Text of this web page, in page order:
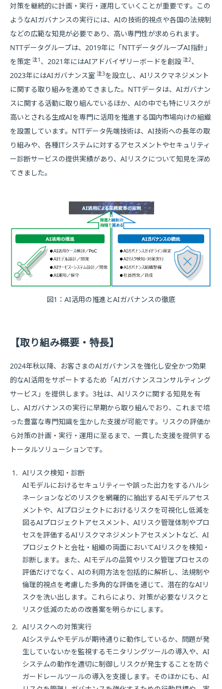
対策を継続的に計画・実行・運用していくことが重要です。この
ようなAIガバナンスの実行には、AIの技術的視点や各国の法規制
などの広範な知見が必要であり、高い専門性が求められます。
NTTデータグループは、2019年に「NTTデータグループAI指針」
を策定 注1 、2021年にはAIアドバイザリーボードを創設 注2、
2023年にはAIガバナンス室 注3を設立し、AIリスクマネジメント
に関する取り組みを進めてきました。NTTデータは、AIガバナン
スに関する活動に取り組んでいるほか、AIの中でも特にリスクが
高いとされる生成AIを専門に活用を推進する国内市場向けの組織
を設置しています。NTTデータ先端技術は、AI技術への長年の取
り組みや、各種ITシステムに対するアセスメントやセキュリティ
ー診断サービスの提供実績があり、AIリスクについて知見を深め
てきました。
図1：AI活用の推進とAIガバナンスの徹底
【取り組み概要・特長】
2024年秋以降、お客さまのAIガバナンスを強化し安全かつ効果
的なAI活用をサポートするため「AIガバナンスコンサルティング
サービス」を提供します。3社は、AIリスクに関する知見を有
し、AIガバナンスの実行に早期から取り組んでおり、これまで培
った豊富な専門知識を生かした支援が可能です。リスクの評価か
ら対策の計画・実行・運用に至るまで、一貫した支援を提供する
トータルソリューションです。
1. AIリスク検知・診断
AIモデルにおけるセキュリティーや誤った出力をするハルシ
ネーションなどのリスクを網羅的に抽出するAIモデルアセス
メントや、AIプロジェクトにおけるリスクを可視化し低減を
図るAIプロジェクトアセスメント、AIリスク管理体制やプロ
セスを評価するAIリスクマネジメントアセスメントなど、AI
プロジェクトと会社・組織の両面においてAIリスクを検知・
診断します。また、AIモデルの品質やリスク管理プロセスの
評価だけでなく、AIの利用方法を包括的に解析し、法規制や
倫理的視点を考慮した多角的な評価を通じて、潜在的なAIリ
スクを洗い出します。これらにより、対策が必要なリスクと
リスク低減のための改善案を明らかにします。
2. AIリスクへの対策実行
AIシステムやモデルが期待通りに動作しているか、問題が発
生していないかを監視するモニタリングツールの導入や、AI
システムの動作を適切に制御しリスクが発生することを防ぐ
ガードレールツールの導入を支援します。そのほかにも、AI